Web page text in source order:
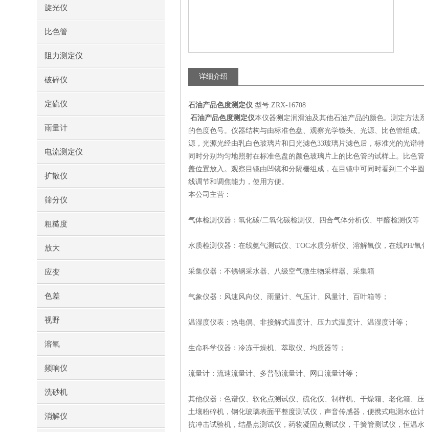
旋光仪
比色管
阻力测定仪
破碎仪
定硫仪
雨量计
电流测定仪
扩散仪
筛分仪
粗糙度
放大
应变
色差
视野
溶氧
频响仪
洗砂机
消解仪
详细介绍
石油产品色度测定仪 型号:ZRX-16708
石油产品色度测定仪本仪器测定润滑油及其他石油产品的颜色。测定方
的色度色号。仪器结构与由标准色盘、观察光学镜头、光源、比色管组成
源，光源光经由乳白色玻璃片和日光滤色33玻璃片滤色后，标准光的光
同时分别均匀地照射在标准色盘的颜色玻璃片上的比色管的试样上。比色
盖位置放入。观察目镜由凹镜和分隔栅组成，在目镜中可同时看到二个半
线调节和调焦能力，使用方便。
本公司主营：
气体检测仪器：氧化碳/二氧化碳检测仪、四合气体分析仪、甲醛检测仪等
水质检测仪器：在线氨气测试仪、TOC水质分析仪、溶解氧仪，在线PH/氧
采集仪器：不锈钢采水器、八级空气微生物采样器、采集箱
气象仪器：风速风向仪、雨量计、气压计、风量计、百叶箱等；
温湿度仪表：热电偶、非接解式温度计、压力式温度计、温湿度计等；
生命科学仪器：冷冻干燥机、萃取仪、均质器等；
流量计：流速流量计、多普勒流量计、网口流量计等；
其他仪器：色谱仪、软化点测试仪、硫化仪、制样机、干燥箱、老化箱、
土壤粉碎机，钢化玻璃表面平整度测试仪，声音传感器，便携式电测水位
抗冲击试验机，结晶点测试仪，药物凝固点测试仪，干簧管测试仪，恒温